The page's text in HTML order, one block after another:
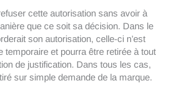
cette autorisation sans avoir à
que ce soit sa décision. Dans le
son autorisation, celle-ci n’est
temporaire et pourra être retirée à tout
de justification. Dans tous les cas,
sur simple demande de la marque.